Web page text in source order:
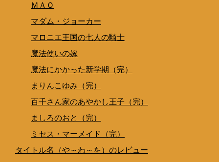
ＭＡＯ
マダム・ジョーカー
マロニエ王国の七人の騎士
魔法使いの嫁
魔法にかかった新学期（完）
まりんこゆみ（完）
百千さん家のあやかし王子（完）
ましろのおと（完）
ミセス・マーメイド（完）
タイトル名（や～わ～を）のレビュー